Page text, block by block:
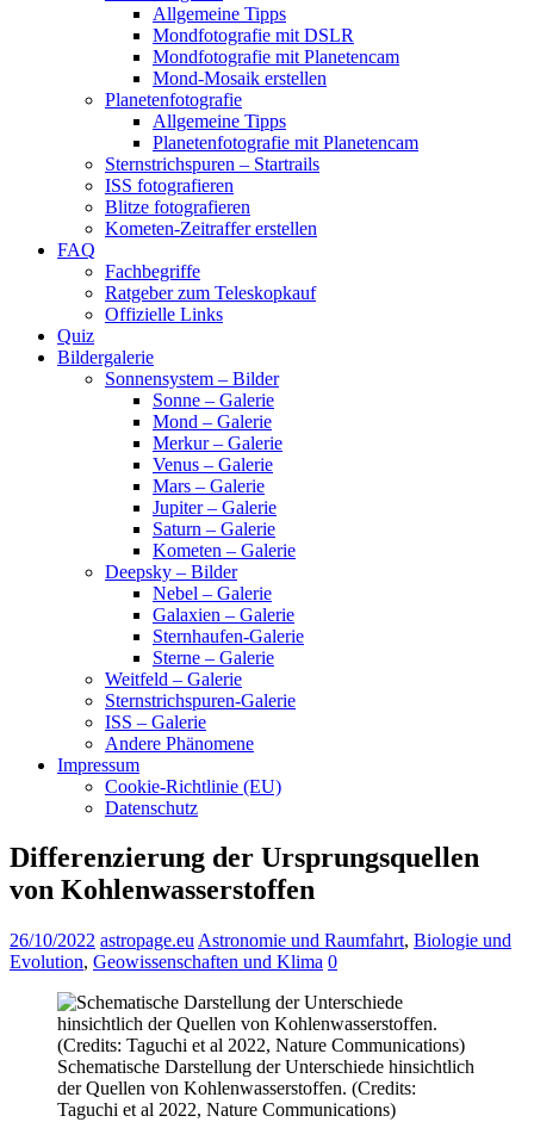
Allgemeine Tipps
Mondfotografie mit DSLR
Mondfotografie mit Planetencam
Mond-Mosaik erstellen
Planetenfotografie
Allgemeine Tipps
Planetenfotografie mit Planetencam
Sternstrichspuren – Startrails
ISS fotografieren
Blitze fotografieren
Kometen-Zeitraffer erstellen
FAQ
Fachbegriffe
Ratgeber zum Teleskopkauf
Offizielle Links
Quiz
Bildergalerie
Sonnensystem – Bilder
Sonne – Galerie
Mond – Galerie
Merkur – Galerie
Venus – Galerie
Mars – Galerie
Jupiter – Galerie
Saturn – Galerie
Kometen – Galerie
Deepsky – Bilder
Nebel – Galerie
Galaxien – Galerie
Sternhaufen-Galerie
Sterne – Galerie
Weitfeld – Galerie
Sternstrichspuren-Galerie
ISS – Galerie
Andere Phänomene
Impressum
Cookie-Richtlinie (EU)
Datenschutz
Differenzierung der Ursprungsquellen
von Kohlenwasserstoffen
26/10/2022 astropage.eu Astronomie und Raumfahrt, Biologie und
Evolution, Geowissenschaften und Klima 0
Schematische Darstellung der Unterschiede hinsichtlich
der Quellen von Kohlenwasserstoffen. (Credits:
Taguchi et al 2022, Nature Communications)